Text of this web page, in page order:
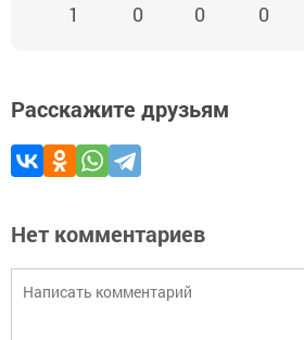
1 0 0 0
Расскажите друзьям
Нет комментариев